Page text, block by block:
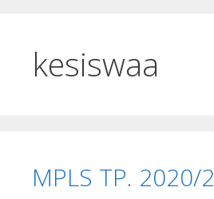
kesiswaa
MPLS TP.